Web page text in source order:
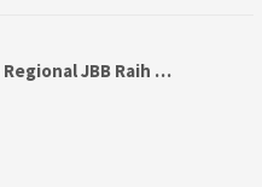
JBB Raih …